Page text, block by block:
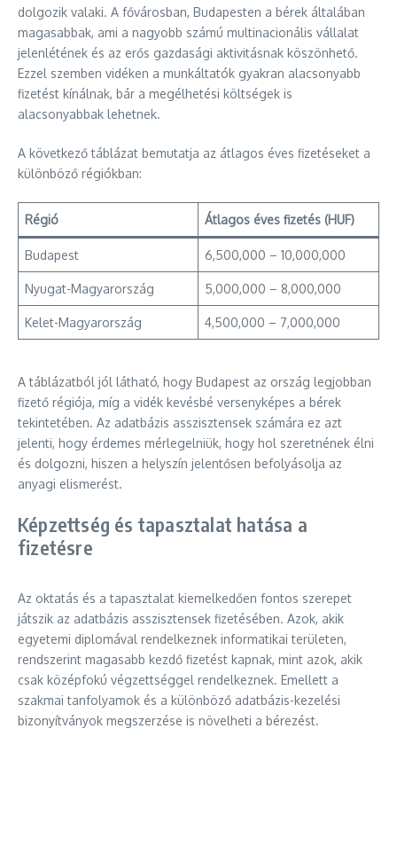
dolgozik valaki. A fővárosban, Budapesten a bérek általában
magasabbak, ami a nagyobb számú multinacionális vállalat
jelenlétének és az erős gazdasági aktivitásnak köszönhető.
Ezzel szemben vidéken a munkáltatók gyakran alacsonyabb
fizetést kínálnak, bár a megélhetési költségek is
alacsonyabbak lehetnek.
A következő táblázat bemutatja az átlagos éves fizetéseket a
különböző régiókban:
Régió Átlagos éves fizetés (HUF)
Budapest 6,500,000 – 10,000,000
Nyugat-Magyarország 5,000,000 – 8,000,000
Kelet-Magyarország 4,500,000 – 7,000,000
A táblázatból jól látható, hogy Budapest az ország legjobban
fizető régiója, míg a vidék kevésbé versenyképes a bérek
tekintetében. Az adatbázis asszisztensek számára ez azt
jelenti, hogy érdemes mérlegelniük, hogy hol szeretnének élni
és dolgozni, hiszen a helyszín jelentősen befolyásolja az
anyagi elismerést.
Képzettség és tapasztalat hatása a
fizetésre
Az oktatás és a tapasztalat kiemelkedően fontos szerepet
játszik az adatbázis asszisztensek fizetésében. Azok, akik
egyetemi diplomával rendelkeznek informatikai területen,
rendszerint magasabb kezdő fizetést kapnak, mint azok, akik
csak középfokú végzettséggel rendelkeznek. Emellett a
szakmai tanfolyamok és a különböző adatbázis-kezelési
bizonyítványok megszerzése is növelheti a bérezést.